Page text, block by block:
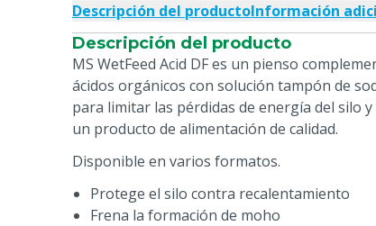
Descripción del productoInformación
Descripción del producto
MS WetFeed Acid DF es un pienso
ácidos orgánicos con solución tampón de
para limitar las pérdidas de energía del silo
un producto de alimentación de calidad.
Disponible en varios formatos.
Protege el silo contra recalentamiento
Frena la formación de moho